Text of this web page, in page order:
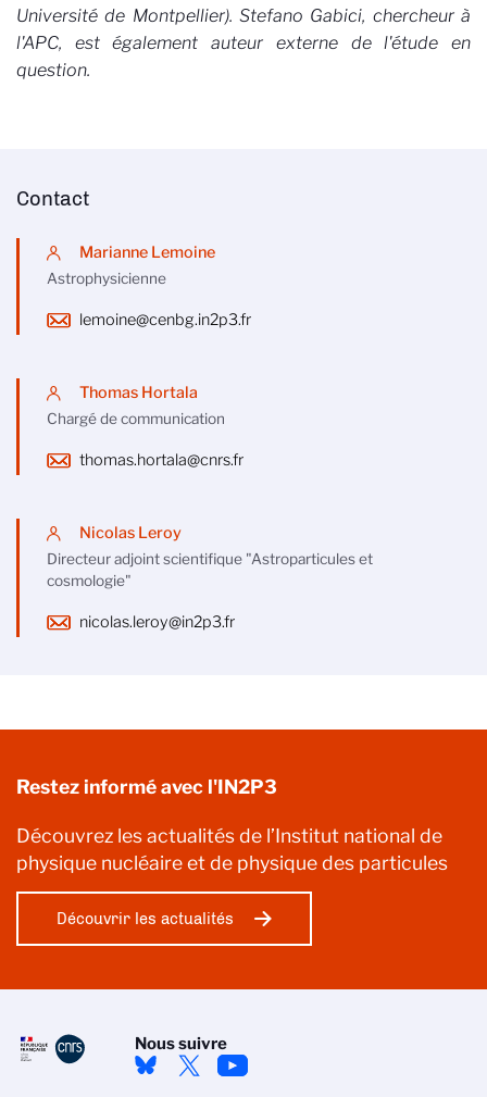
Université de Montpellier). Stefano Gabici, chercheur à
l'APC, est également auteur externe de l'étude en
question.
Contact
Marianne Lemoine
Astrophysicienne
lemoine@cenbg.in2p3.fr
Thomas Hortala
Chargé de communication
thomas.hortala@cnrs.fr
Nicolas Leroy
Directeur adjoint scientifique "Astroparticules et
cosmologie"
nicolas.leroy@in2p3.fr
Restez informé avec l'IN2P3
Découvrez les actualités de l’Institut national de
physique nucléaire et de physique des particules
Découvrir les actualités
Nous suivre